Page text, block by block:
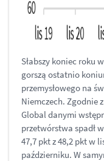
Słabszy koniec roku
gorszą ostatnio
przemysłowego na
Niemczech. Zgodnie
Global danymi
przetwórstwa spadł
47,7 pkt z 48,2 pkt w
październiku. W